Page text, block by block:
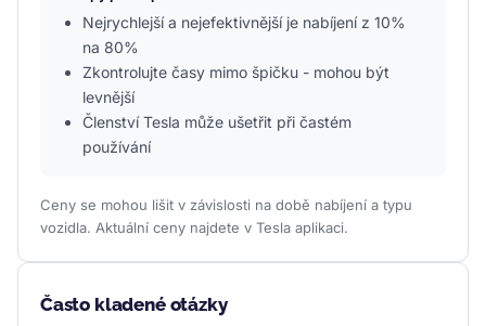
Nejrychlejší a nejefektivnější je nabíjení z 10%
na 80%
Zkontrolujte časy mimo špičku - mohou být
levnější
Členství Tesla může ušetřit při častém
používání
Ceny se mohou lišit v závislosti na době nabíjení a typu
vozidla. Aktuální ceny najdete v Tesla aplikaci.
Často kladené otázky